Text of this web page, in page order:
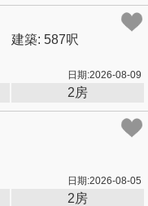
建築: 587呎
日期:2026-08-09
2房
日期:2026-08-05
2房